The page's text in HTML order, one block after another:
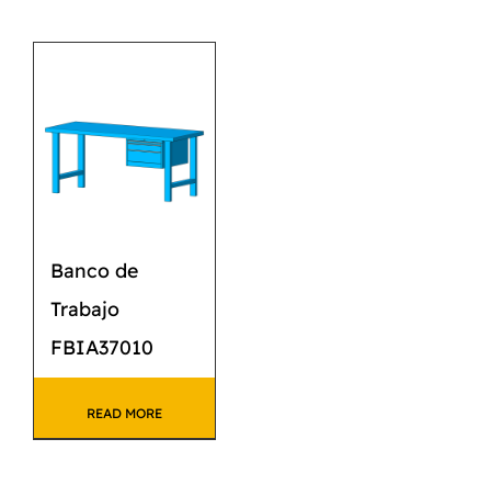
Banco de
Trabajo
FBIA37010
READ MORE